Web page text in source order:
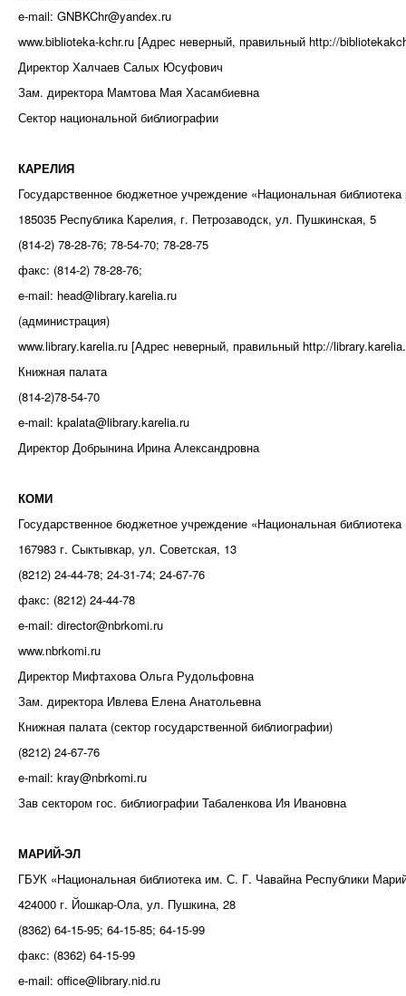
e-mail: GNBKChr@yandex.ru
www.biblioteka-kchr.ru [Адрес неверный, правильный http://
Директор Халчаев Салых Юсуфович
Зам. директора Мамтова Мая Хасамбиевна
Сектор национальной библиографии
КАРЕЛИЯ
Государственное бюджетное учреждение «Национальная
185035 Республика Карелия, г. Петрозаводск, ул. Пушкинская, 5
(814-2) 78-28-76; 78-54-70; 78-28-75
факс: (814-2) 78-28-76;
e-mail: head@library.karelia.ru
(администрация)
www.library.karelia.ru [Адрес неверный, правильный http://
Книжная палата
(814-2)78-54-70
e-mail: kpalata@library.karelia.ru
Директор Добрынина Ирина Александровна
КОМИ
Государственное бюджетное учреждение «Национальная
167983 г. Сыктывкар, ул. Советская, 13
(8212) 24-44-78; 24-31-74; 24-67-76
факс: (8212) 24-44-78
e-mail: director@nbrkomi.ru
www.nbrkomi.ru
Директор Мифтахова Ольга Рудольфовна
Зам. директора Ивлева Елена Анатольевна
Книжная палата (сектор государственной библиографии)
(8212) 24-67-76
e-mail: kray@nbrkomi.ru
Зав сектором гос. библиографии Табаленкова Ия Ивановна
МАРИЙ-ЭЛ
ГБУК «Национальная библиотека им. С. Г. Чавайна Республики
424000 г. Йошкар-Ола, ул. Пушкина, 28
(8362) 64-15-95; 64-15-85; 64-15-99
факс: (8362) 64-15-99
e-mail: office@library.nid.ru